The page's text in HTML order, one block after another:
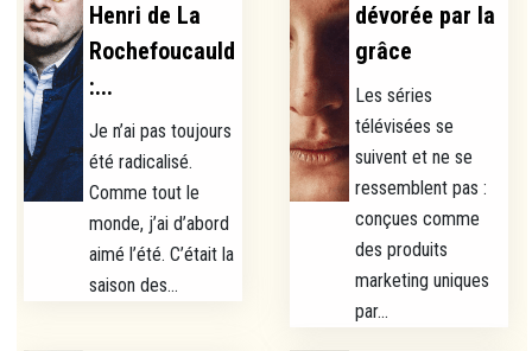
Henri de La
Rochefoucauld
:...
Je n’ai pas toujours
été radicalisé.
Comme tout le
monde, j’ai d’abord
aimé l’été. C’était la
saison des...
dévorée par la
grâce
Les séries
télévisées se
suivent et ne se
ressemblent pas :
conçues comme
des produits
marketing uniques
par...